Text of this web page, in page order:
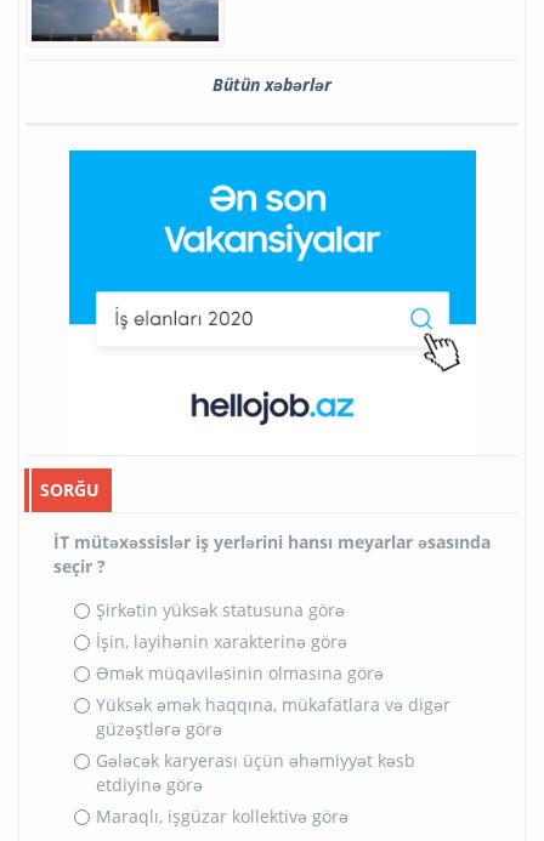
Bütün xəbərlər
SORĞU
İT mütəxəssislər iş yerlərini hansı meyarlar əsasında
seçir ?
Şirkətin yüksək statusuna görə
İşin, layihənin xarakterinə görə
Əmək müqaviləsinin olmasına görə
Yüksək əmək haqqına, mükafatlara və digər
güzəştlərə görə
Gələcək karyerası üçün əhəmiyyət kəsb
etdiyinə görə
Maraqlı, işgüzar kollektivə görə